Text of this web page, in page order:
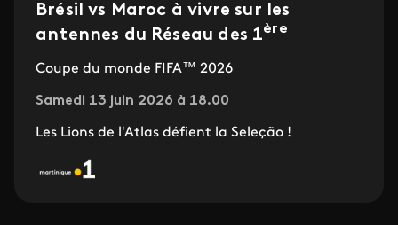
Brésil vs Maroc à vivre sur les
antennes du Réseau des 1ère
Coupe du monde FIFA™ 2026
Samedi 13 juin 2026 à 18.00
Les Lions de l'Atlas défient la Seleção !